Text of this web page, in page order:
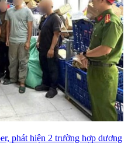
phát hiện 2 trường hợp dương